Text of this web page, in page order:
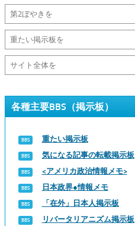
各種主要BBS（掲示板）
重たい掲示板
気になる記事の転載掲示板
<アメリカ政治情報メモ>
日本政界●情報メモ
「在外」日本人掲示板
リバータリアニズム掲示板